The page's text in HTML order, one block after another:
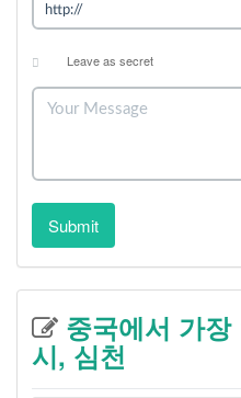
Leave as secret
Submit
중국에서 가
시, 심천